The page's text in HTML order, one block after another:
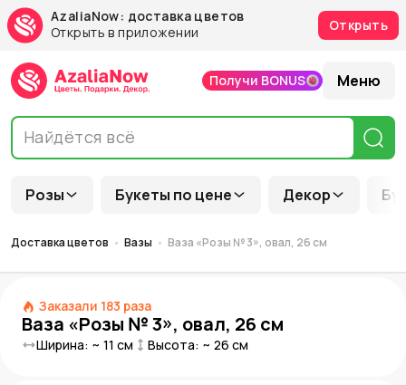
AzaliaNow: доставка цветов
Открыть в приложении
Открыть
Розы Букеты по цене Декор
Получи BONUS Меню
Доставка цветов Вазы Ваза «Розы № 3», овал, 26 см
Заказали 183 раза
Ваза «Розы № 3», овал, 26 см
Ширина: ~ 11 см Высота: ~ 26 см